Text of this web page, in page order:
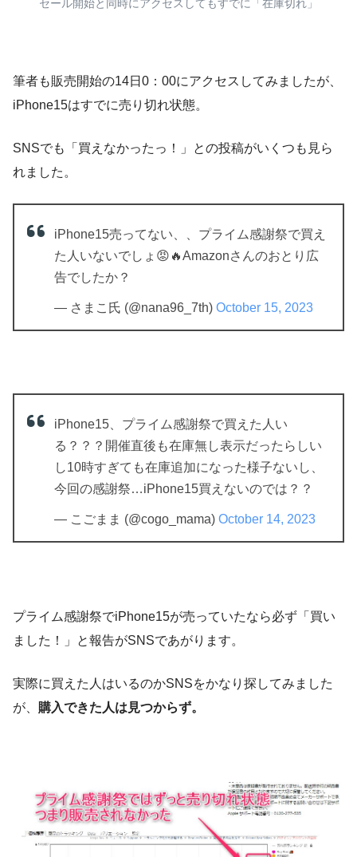
セール開始と同時にアクセスしてもすでに「在庫切れ」
筆者も販売開始の14日0：00にアクセスしてみましたが、
iPhone15はすでに売り切れ状態。
SNSでも「買えなかったっ！」との投稿がいくつも見ら
れました。
iPhone15売ってない、、プライム感謝祭で買え
た人いないでしょ😡🔥Amazonさんのおとり広
告でしたか？
— さまこ氏 (@nana96_7th) October 15, 2023
iPhone15、プライム感謝祭で買えた人い
る？？？開催直後も在庫無し表示だったらしい
し10時すぎても在庫追加になった様子ないし、
今回の感謝祭…iPhone15買えないのでは？？
— こごまま (@cogo_mama) October 14, 2023
プライム感謝祭でiPhone15が売っていたなら必ず「買い
ました！」と報告がSNSであがります。
実際に買えた人はいるのかSNSをかなり探してみました
が、 購入できた人は見つからず。